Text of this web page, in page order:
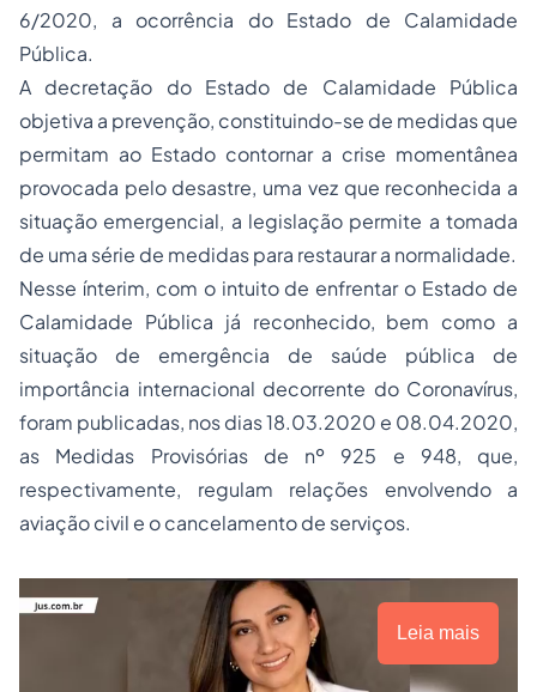
6/2020, a ocorrência do Estado de Calamidade
Pública.
A decretação do Estado de Calamidade Pública
objetiva a prevenção, constituindo-se de medidas que
permitam ao Estado contornar a crise momentânea
provocada pelo desastre, uma vez que reconhecida a
situação emergencial, a legislação permite a tomada
de uma série de medidas para restaurar a normalidade.
Nesse ínterim, com o intuito de enfrentar o Estado de
Calamidade Pública já reconhecido, bem como a
situação de emergência de saúde pública de
importância internacional decorrente do Coronavírus,
foram publicadas, nos dias 18.03.2020 e 08.04.2020,
as Medidas Provisórias de nº 925 e 948, que,
respectivamente, regulam relações envolvendo a
aviação civil e o cancelamento de serviços.
Leia mais